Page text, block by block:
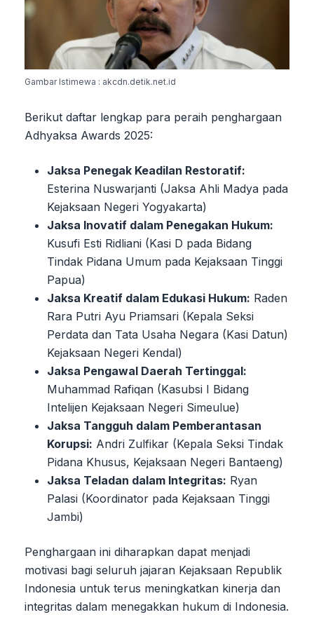
Gambar Istimewa : akcdn.detik.net.id
Berikut daftar lengkap para peraih penghargaan
Adhyaksa Awards 2025:
Jaksa Penegak Keadilan Restoratif:
Esterina Nuswarjanti (Jaksa Ahli Madya pada
Kejaksaan Negeri Yogyakarta)
Jaksa Inovatif dalam Penegakan Hukum:
Kusufi Esti Ridliani (Kasi D pada Bidang
Tindak Pidana Umum pada Kejaksaan Tinggi
Papua)
Jaksa Kreatif dalam Edukasi Hukum: Raden
Rara Putri Ayu Priamsari (Kepala Seksi
Perdata dan Tata Usaha Negara (Kasi Datun)
Kejaksaan Negeri Kendal)
Jaksa Pengawal Daerah Tertinggal:
Muhammad Rafiqan (Kasubsi I Bidang
Intelijen Kejaksaan Negeri Simeulue)
Jaksa Tangguh dalam Pemberantasan
Korupsi: Andri Zulfikar (Kepala Seksi Tindak
Pidana Khusus, Kejaksaan Negeri Bantaeng)
Jaksa Teladan dalam Integritas: Ryan
Palasi (Koordinator pada Kejaksaan Tinggi
Jambi)
Penghargaan ini diharapkan dapat menjadi
motivasi bagi seluruh jajaran Kejaksaan Republik
Indonesia untuk terus meningkatkan kinerja dan
integritas dalam menegakkan hukum di Indonesia.